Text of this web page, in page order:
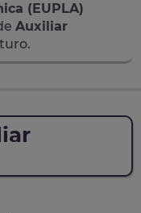
(EUPLA)
Auxiliar